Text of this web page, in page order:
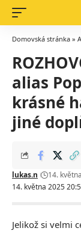
Domovská stránka »
alias
krásné
jiné
14. května 2025
lukas.n 14.
Jelikož si velmi